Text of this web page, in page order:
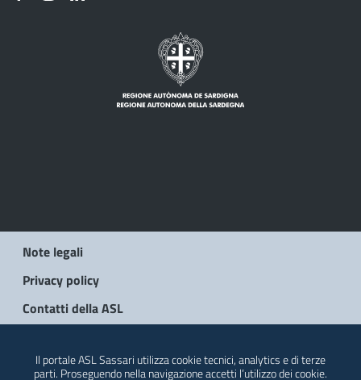
Note legali
Privacy policy
Contatti della ASL
Il portale ASL Sassari utilizza cookie tecnici, analytics e di terze
parti. Proseguendo nella navigazione accetti l’utilizzo dei cookie.